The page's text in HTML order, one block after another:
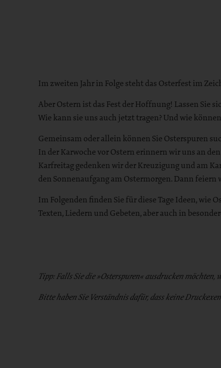
Im zweiten Jahr in Folge steht das Osterfest im
Aber Ostern ist das Fest der Hoffnung! Lassen Sie
Wie kann sie uns auch jetzt tragen? Und wie
Gemeinsam oder allein können Sie Osterspuren
In der Karwoche vor Ostern erinnern wir uns an
Karfreitag gedenken wir der Kreuzigung und am
den Sonnenaufgang am Ostermorgen. Dann
Im Folgenden finden Sie für diese Tage Ideen, wie
Texten, Liedern und Gebeten, aber auch in
Tipp: Falls Sie die »Osterspuren« ausdrucken
Bitte haben Sie Verständnis dafür, dass keine